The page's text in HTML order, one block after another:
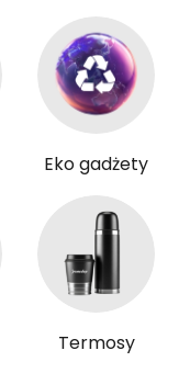
Eko gadżety
Termosy